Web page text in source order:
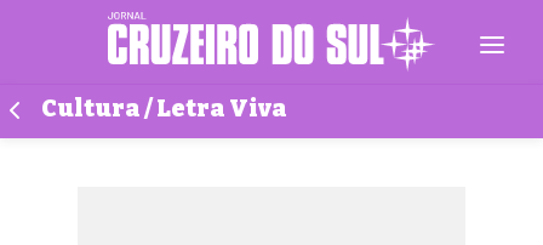
Cultura / Letra Viva